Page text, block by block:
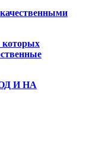
которых
И НА